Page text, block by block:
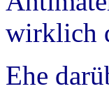
wirklich
Ehe